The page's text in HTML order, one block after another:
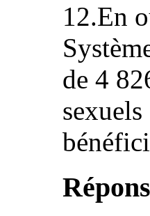
12.En
de 4